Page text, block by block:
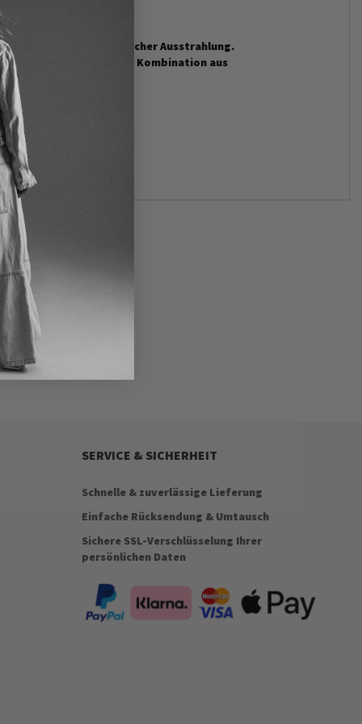
mit mystischer Ausstrahlung.
entsteht. Die Kombination aus
SERVICE & SICHERHEIT
Schnelle & zuverlässige Lieferung
Einfache Rücksendung & Umtausch
Sichere SSL-Verschlüsselung Ihrer
persönlichen Daten